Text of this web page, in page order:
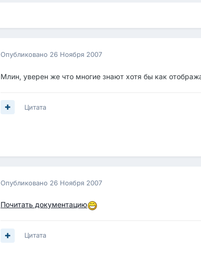
Опубликовано 26 Ноября 2007
Млин, уверен же что многие знают хотя бы как
Цитата
Опубликовано 26 Ноября 2007
Почитать документацию
Цитата